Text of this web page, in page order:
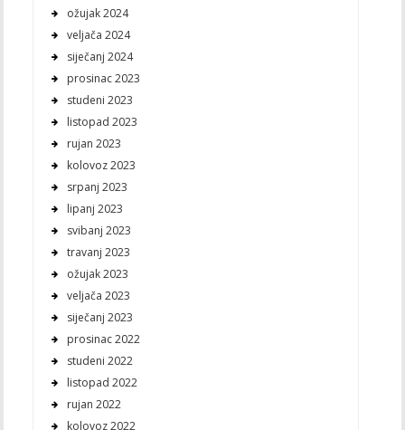
ožujak 2024
veljača 2024
siječanj 2024
prosinac 2023
studeni 2023
listopad 2023
rujan 2023
kolovoz 2023
srpanj 2023
lipanj 2023
svibanj 2023
travanj 2023
ožujak 2023
veljača 2023
siječanj 2023
prosinac 2022
studeni 2022
listopad 2022
rujan 2022
kolovoz 2022